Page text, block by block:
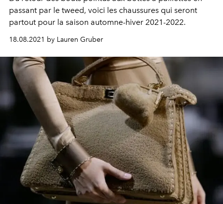
passant par le tweed, voici les chaussures qui seront
partout pour la saison automne-hiver 2021-2022.
18.08.2021 by Lauren Gruber